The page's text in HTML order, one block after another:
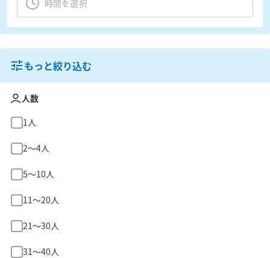
もっと絞り込む
人数
1人
2〜4人
5〜10人
11〜20人
21〜30人
31〜40人